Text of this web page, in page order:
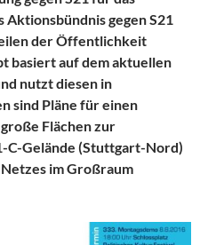
Aktionsbündnis gegen S21
der Öffentlichkeit
basiert auf dem aktuellen
nutzt diesen in
sind Pläne für einen
Flächen zur
C-Gelände (Stuttgart-Nord)
im Großraum